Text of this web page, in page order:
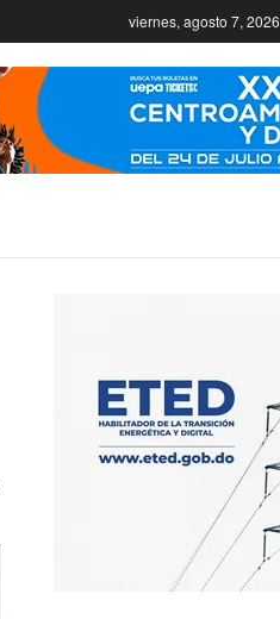
viernes, agosto 7, 2026